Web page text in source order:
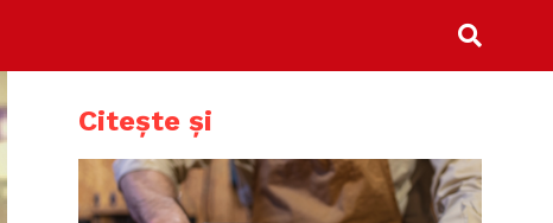
Citește și